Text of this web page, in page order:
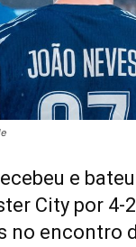
e
City por 4-
no encontro